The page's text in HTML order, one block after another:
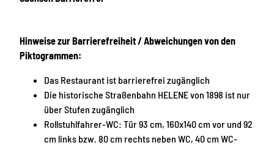
Hinweise zur Barrierefreiheit / Abweichungen von den
Piktogrammen:
Das Restaurant ist barrierefrei zugänglich
Die historische Straßenbahn HELENE von 1898 ist nur
über Stufen zugänglich
Rollstuhlfahrer-WC: Tür 93 cm, 160x140 cm vor und 92
cm links bzw. 80 cm rechts neben WC, 40 cm WC-